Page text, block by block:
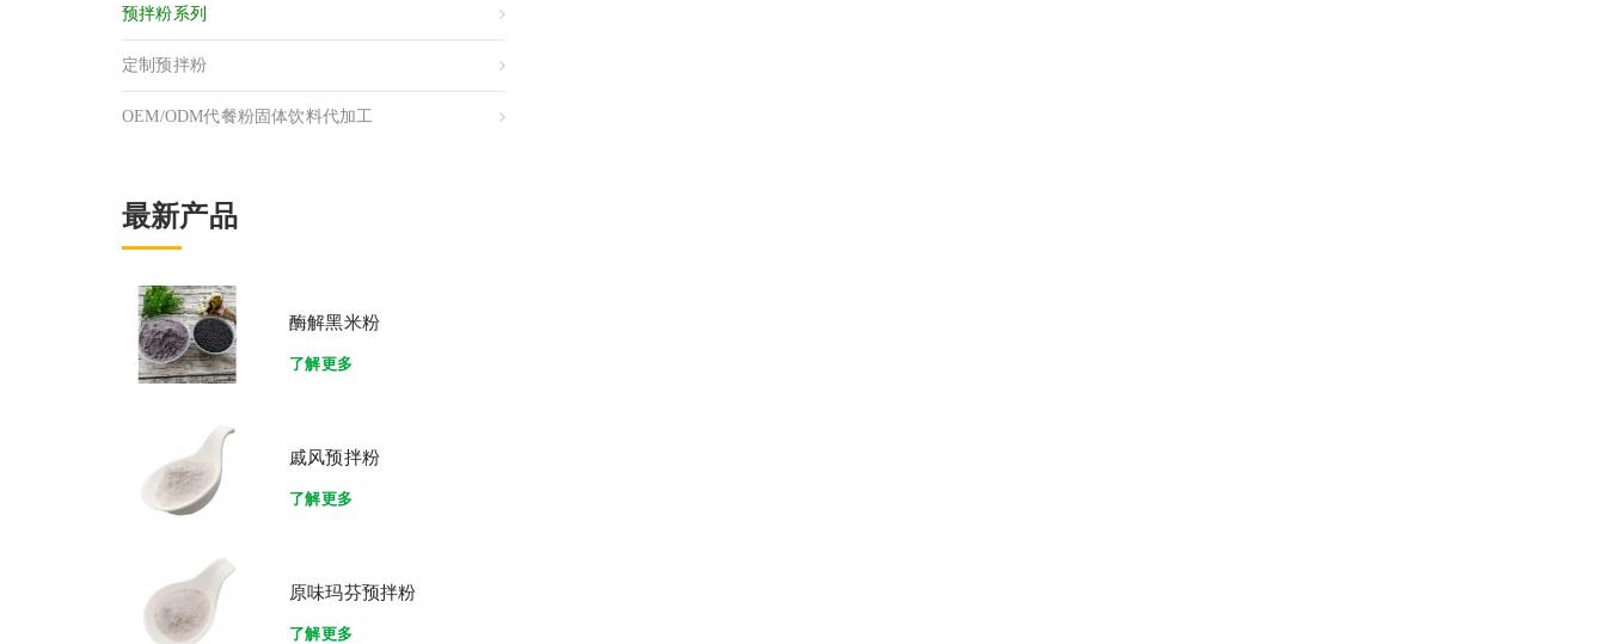
预拌粉系列
定制预拌粉
OEM/ODM代餐粉固体饮料代加工
最新产品
酶解黑米粉
了解更多
戚风预拌粉
了解更多
原味玛芬预拌粉
了解更多